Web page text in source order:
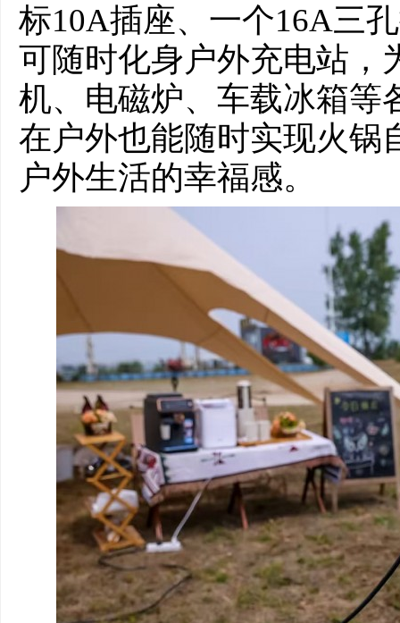
标10A插座、一个16A三
可随时化身户外充电站，
机、电磁炉、车载冰箱等
在户外也能随时实现火锅
户外生活的幸福感。